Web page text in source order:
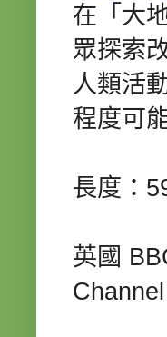
在「大
眾探索
人類活
程度可
長度：
英國